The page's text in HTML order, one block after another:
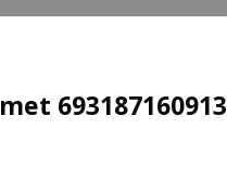
693187160913